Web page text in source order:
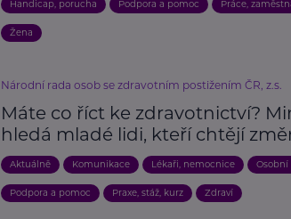
Handicap, porucha Podpora a pomoc Práce,
Žena
Národní rada osob se zdravotním postižením ČR, z.s.
Máte co říct ke zdravotnictví?
hledá mladé lidi, kteří chtějí
Aktuálně Komunikace Lékaři, nemocnice Osobní
Podpora a pomoc Praxe, stáž, kurz Zdraví